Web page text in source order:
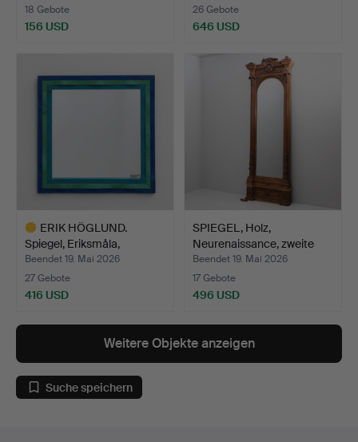
18 Gebote
156 USD
26 Gebote
646 USD
ERIK HÖGLUND.
Spiegel, Eriksmåla,
bemaltes…
Beendet 19. Mai 2026
27 Gebote
416 USD
Objekt
SPIEGEL, Holz,
Neurenaissance, zweite
Hälf…
Beendet 19. Mai 2026
17 Gebote
496 USD
Weitere Objekte anzeigen
Suche speichern